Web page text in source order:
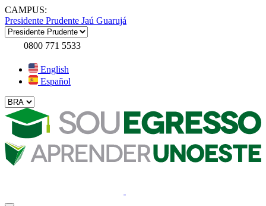
CAMPUS:
Presidente Prudente Jaú Guarujá
0800 771 5533
English
Español